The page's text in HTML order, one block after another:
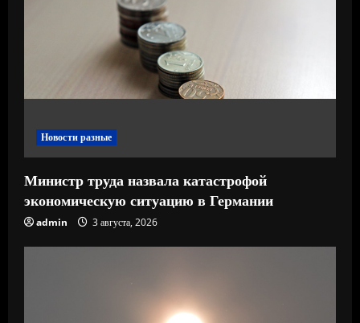
и
Новости разные
Министр труда назвала катастрофой
экономическую ситуацию в Германии
admin 3 августа, 2026